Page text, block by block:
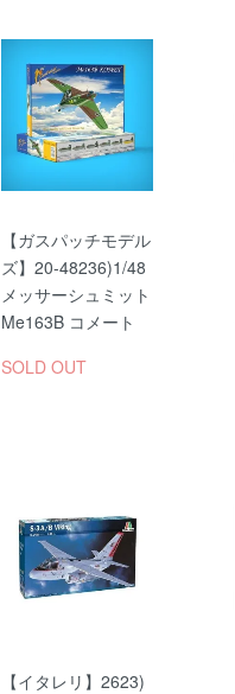
【ガスパッチモデル
ズ】20-48236)1/48
メッサーシュミット
Me163B コメート
SOLD OUT
【イタレリ】2623)